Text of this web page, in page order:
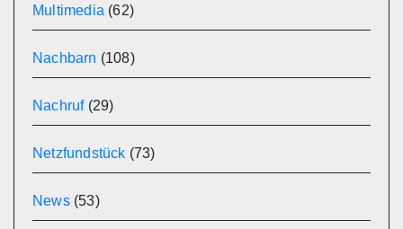
Multimedia (62)
Nachbarn (108)
Nachruf(29)
Netzfundstück (73)
News(53)